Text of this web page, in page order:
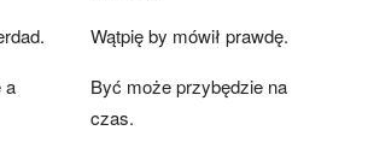
Wątpię by mówił prawdę.
a
Być może przybędzie na
czas.